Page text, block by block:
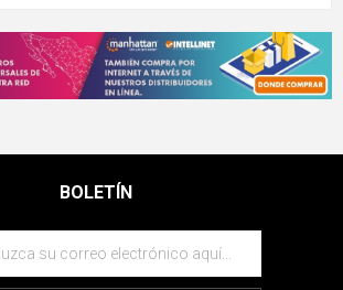
BOLETÍN